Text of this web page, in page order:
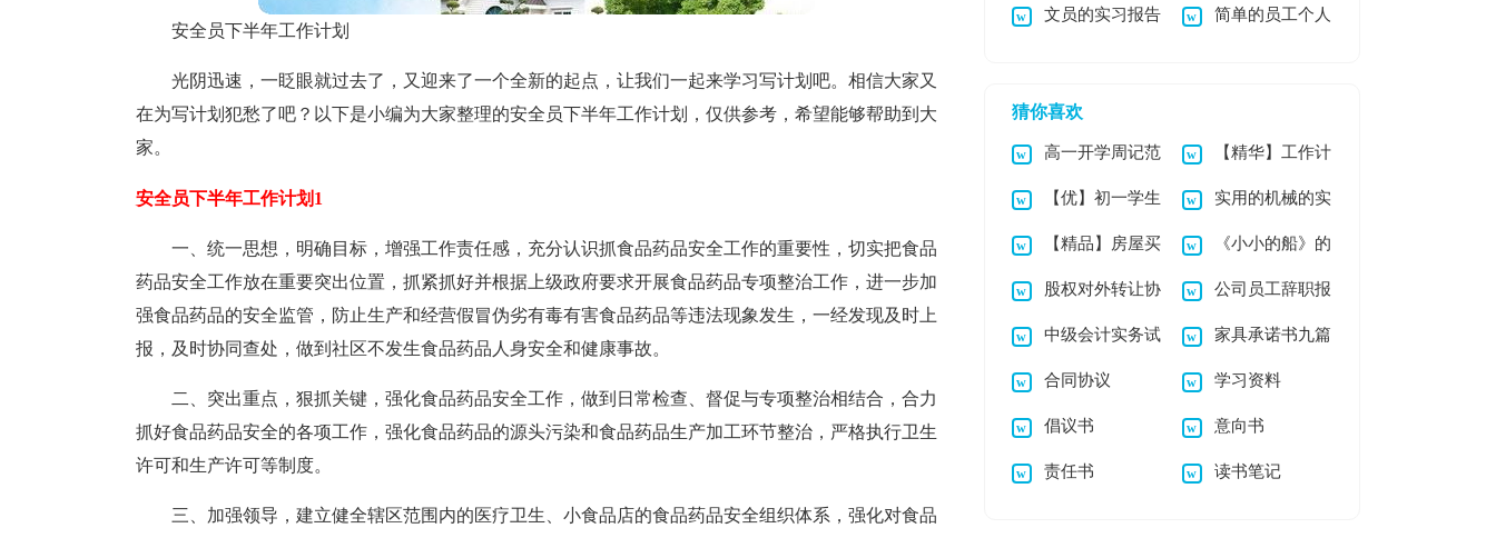
安全员下半年工作计划
光阴迅速，一眨眼就过去了，又迎来了一个全新的起点，让我们一起来学习写计划吧。相信大家又
在为写计划犯愁了吧？以下是小编为大家整理的安全员下半年工作计划，仅供参考，希望能够帮助到大
家。
安全员下半年工作计划1
一、统一思想，明确目标，增强工作责任感，充分认识抓食品药品安全工作的重要性，切实把食品
药品安全工作放在重要突出位置，抓紧抓好并根据上级政府要求开展食品药品专项整治工作，进一步加
强食品药品的安全监管，防止生产和经营假冒伪劣有毒有害食品药品等违法现象发生，一经发现及时上
报，及时协同查处，做到社区不发生食品药品人身安全和健康事故。
二、突出重点，狠抓关键，强化食品药品安全工作，做到日常检查、督促与专项整治相结合，合力
抓好食品药品安全的各项工作，强化食品药品的源头污染和食品药品生产加工环节整治，严格执行卫生
许可和生产许可等制度。
三、加强领导，建立健全辖区范围内的医疗卫生、小食品店的食品药品安全组织体系，强化对食品
范文集合7篇 报告汇编十篇
文员的实习报告 简单的员工个人
猜你喜欢
高一开学周记范
文合集8篇
【精华】工作计
划模板合集5篇
【优】初一学生
军训心得体会
实用的机械的实
习报告4篇
【精品】房屋买
卖合同3篇
《小小的船》的
教学反思
股权对外转让协
议
公司员工辞职报
告汇编15篇
中级会计实务试
题答案
家具承诺书九篇
合同协议 学习资料
倡议书 意向书
责任书 读书笔记